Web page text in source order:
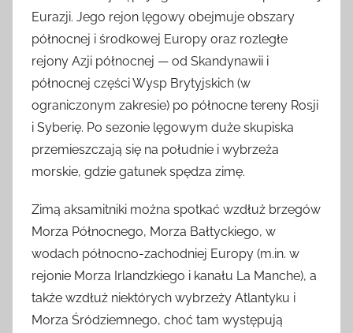
Eurazji. Jego rejon lęgowy obejmuje obszary
północnej i środkowej Europy oraz rozległe
rejony Azji północnej — od Skandynawii i
północnej części Wysp Brytyjskich (w
ograniczonym zakresie) po północne tereny Rosji
i Syberię. Po sezonie lęgowym duże skupiska
przemieszczają się na południe i wybrzeża
morskie, gdzie gatunek spędza zimę.
Zimą aksamitniki można spotkać wzdłuż brzegów
Morza Północnego, Morza Bałtyckiego, w
wodach północno-zachodniej Europy (m.in. w
rejonie Morza Irlandzkiego i kanału La Manche), a
także wzdłuż niektórych wybrzeży Atlantyku i
Morza Śródziemnego, choć tam występują